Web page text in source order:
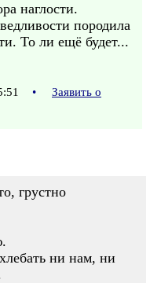
наглости.
породила
То ли ещё будет...
•
Заявить о
грустно
ни нам, ни